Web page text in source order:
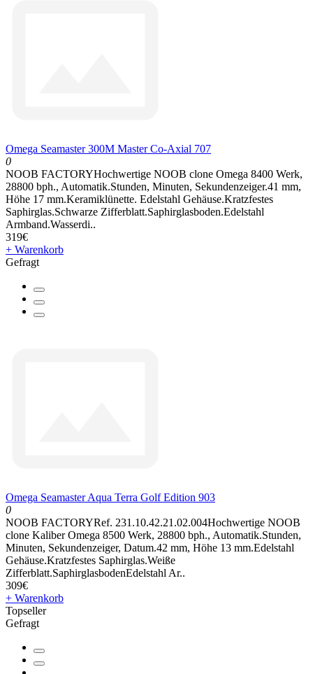
Omega Seamaster 300M Master Co-Axial 707
0
NOOB FACTORYHochwertige NOOB clone Omega 8400 Werk,
28800 bph., Automatik.Stunden, Minuten, Sekundenzeiger.41 mm,
Höhe 17 mm.Keramiklünette. Edelstahl Gehäuse.Kratzfestes
Saphirglas.Schwarze Zifferblatt.Saphirglasboden.Edelstahl
Armband.Wasserdi..
319€
+ Warenkorb
Gefragt
Omega Seamaster Aqua Terra Golf Edition 903
0
NOOB FACTORYRef. 231.10.42.21.02.004Hochwertige NOOB
clone Kaliber Omega 8500 Werk, 28800 bph., Automatik.Stunden,
Minuten, Sekundenzeiger, Datum.42 mm, Höhe 13 mm.Edelstahl
Gehäuse.Kratzfestes Saphirglas.Weiße
Zifferblatt.SaphirglasbodenEdelstahl Ar..
309€
+ Warenkorb
Topseller
Gefragt